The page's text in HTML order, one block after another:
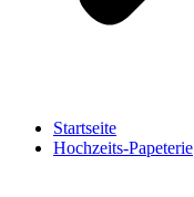
Startseite
Hochzeits-Papeterie